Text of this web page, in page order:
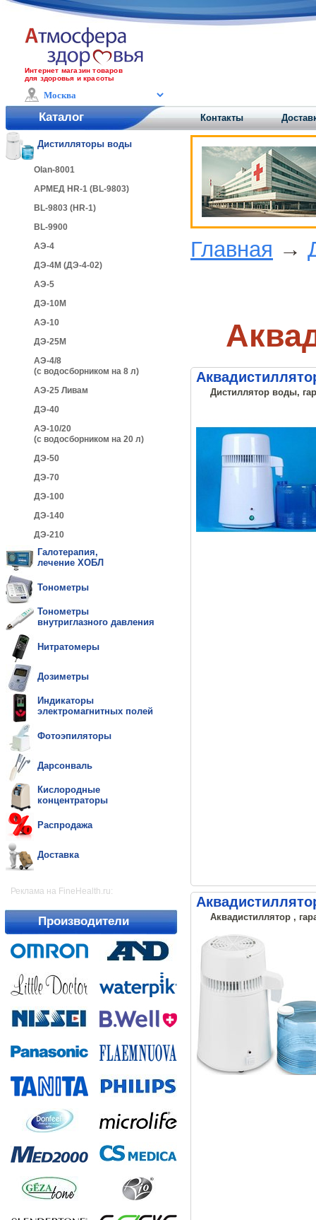
Интернет магазин товаров
для здоровья и красоты
Каталог Контакты
Дистилляторы воды
Olan-8001
АРМЕД HR-1 (BL-9803)
BL-9803 (HR-1)
BL-9900
АЭ-4
ДЭ-4М (ДЭ-4-02)
АЭ-5
ДЭ-10М
АЭ-10
ДЭ-25М
АЭ-4/8
(с водосборником на 8 л)
АЭ-25 Ливам
ДЭ-40
АЭ-10/20
(с водосборником на 20 л)
ДЭ-50
ДЭ-70
ДЭ-100
ДЭ-140
ДЭ-210
Галотерапия,
лечение ХОБЛ
Тонометры
Тонометры
внутриглазного давления
Нитратомеры
Дозиметры
Индикаторы
электромагнитных полей
Фотоэпиляторы
Дарсонваль
Кислородные
концентраторы
Распродажа
Доставка
Реклама на FineHealth.ru:
Производители
Главная →
Дистиллятор воды,
Аквадистиллятор ,